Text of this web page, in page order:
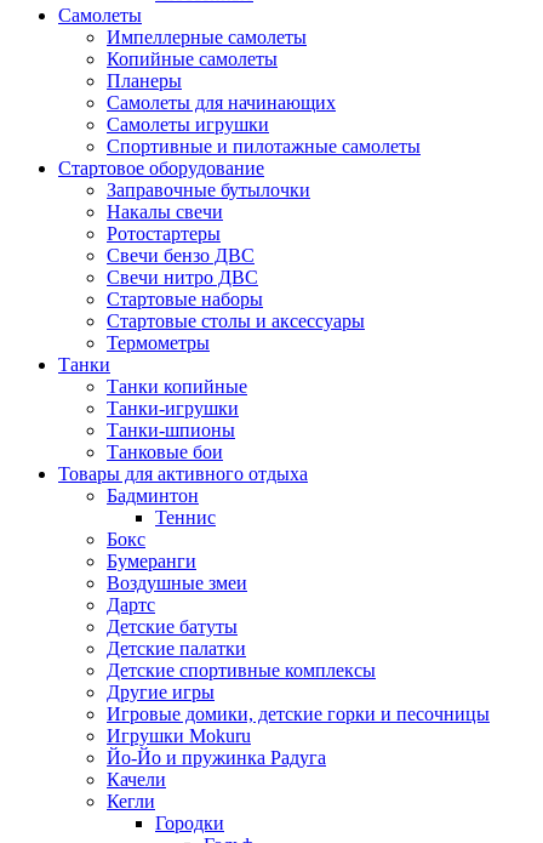
Самолеты
Импеллерные самолеты
Копийные самолеты
Планеры
Самолеты для начинающих
Самолеты игрушки
Спортивные и пилотажные самолеты
Стартовое оборудование
Заправочные бутылочки
Накалы свечи
Ротостартеры
Свечи бензо ДВС
Свечи нитро ДВС
Стартовые наборы
Стартовые столы и аксессуары
Термометры
Танки
Танки копийные
Танки-игрушки
Танки-шпионы
Танковые бои
Товары для активного отдыха
Бадминтон
Теннис
Бокс
Бумеранги
Воздушные змеи
Дартс
Детские батуты
Детские палатки
Детские спортивные комплексы
Другие игры
Игровые домики, детские горки и песочницы
Игрушки Mokuru
Йо-Йо и пружинка Радуга
Качели
Кегли
Городки